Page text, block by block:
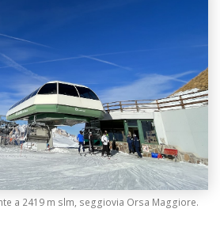
a 2419 m slm, seggiovia Orsa Maggiore.